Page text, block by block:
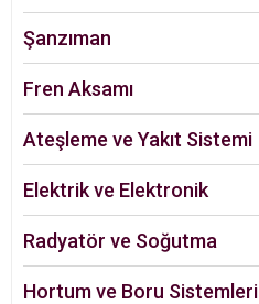
Şanzıman
Fren Aksamı
Ateşleme ve Yakıt Sistemi
Elektrik ve Elektronik
Radyatör ve Soğutma
Hortum ve Boru Sistemleri